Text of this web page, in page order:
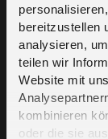
bereitzustellen
analysieren,
teilen wir
Website mit
kombinieren
oder die sie
Multi-
und
SIM in